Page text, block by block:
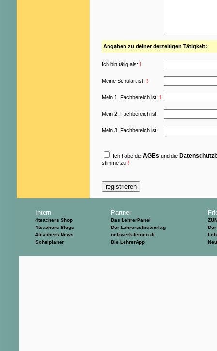
Angaben zu deiner derzeitigen Tätigkeit:
Ich bin tätig als: !
Meine Schulart ist: !
Mein 1. Fachbereich ist: !
Mein 2. Fachbereich ist:
Mein 3. Fachbereich ist:
Ich habe die AGBs und die
stimme zu !
Intern
4teachers Shop
4teachers Blogs
4teachers News
Schulplaner
Partner
Das LehrerPanel
Der Lehrerselbstverlag
netzwerk-lernen.de
Die LehrerApp